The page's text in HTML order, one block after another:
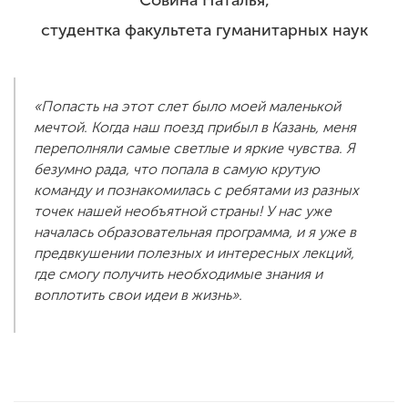
студентка факультета гуманитарных наук
«Попасть на этот слет было моей маленькой
мечтой. Когда наш поезд прибыл в Казань, меня
переполняли самые светлые и яркие чувства. Я
безумно рада, что попала в самую крутую
команду и познакомилась с ребятами из разных
точек нашей необъятной страны! У нас уже
началась образовательная программа, и я уже в
предвкушении полезных и интересных лекций,
где смогу получить необходимые знания и
воплотить свои идеи в жизнь».